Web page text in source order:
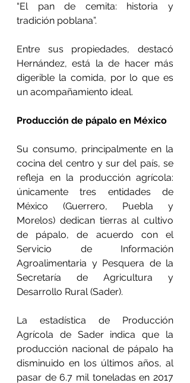
“El pan de cemita: historia y
tradición poblana”.
Entre sus propiedades, destacó
Hernández, está la de hacer más
digerible la comida, por lo que es
un acompañamiento ideal.
Producción de pápalo en México
Su consumo, principalmente en la
cocina del centro y sur del país, se
refleja en la producción agrícola:
únicamente tres entidades de
México (Guerrero, Puebla y
Morelos) dedican tierras al cultivo
de pápalo, de acuerdo con el
Servicio de Información
Agroalimentaria y Pesquera de la
Secretaría de Agricultura y
Desarrollo Rural (Sader).
La estadística de Producción
Agrícola de Sader indica que la
producción nacional de pápalo ha
disminuido en los últimos años, al
pasar de 6.7 mil toneladas en 2017